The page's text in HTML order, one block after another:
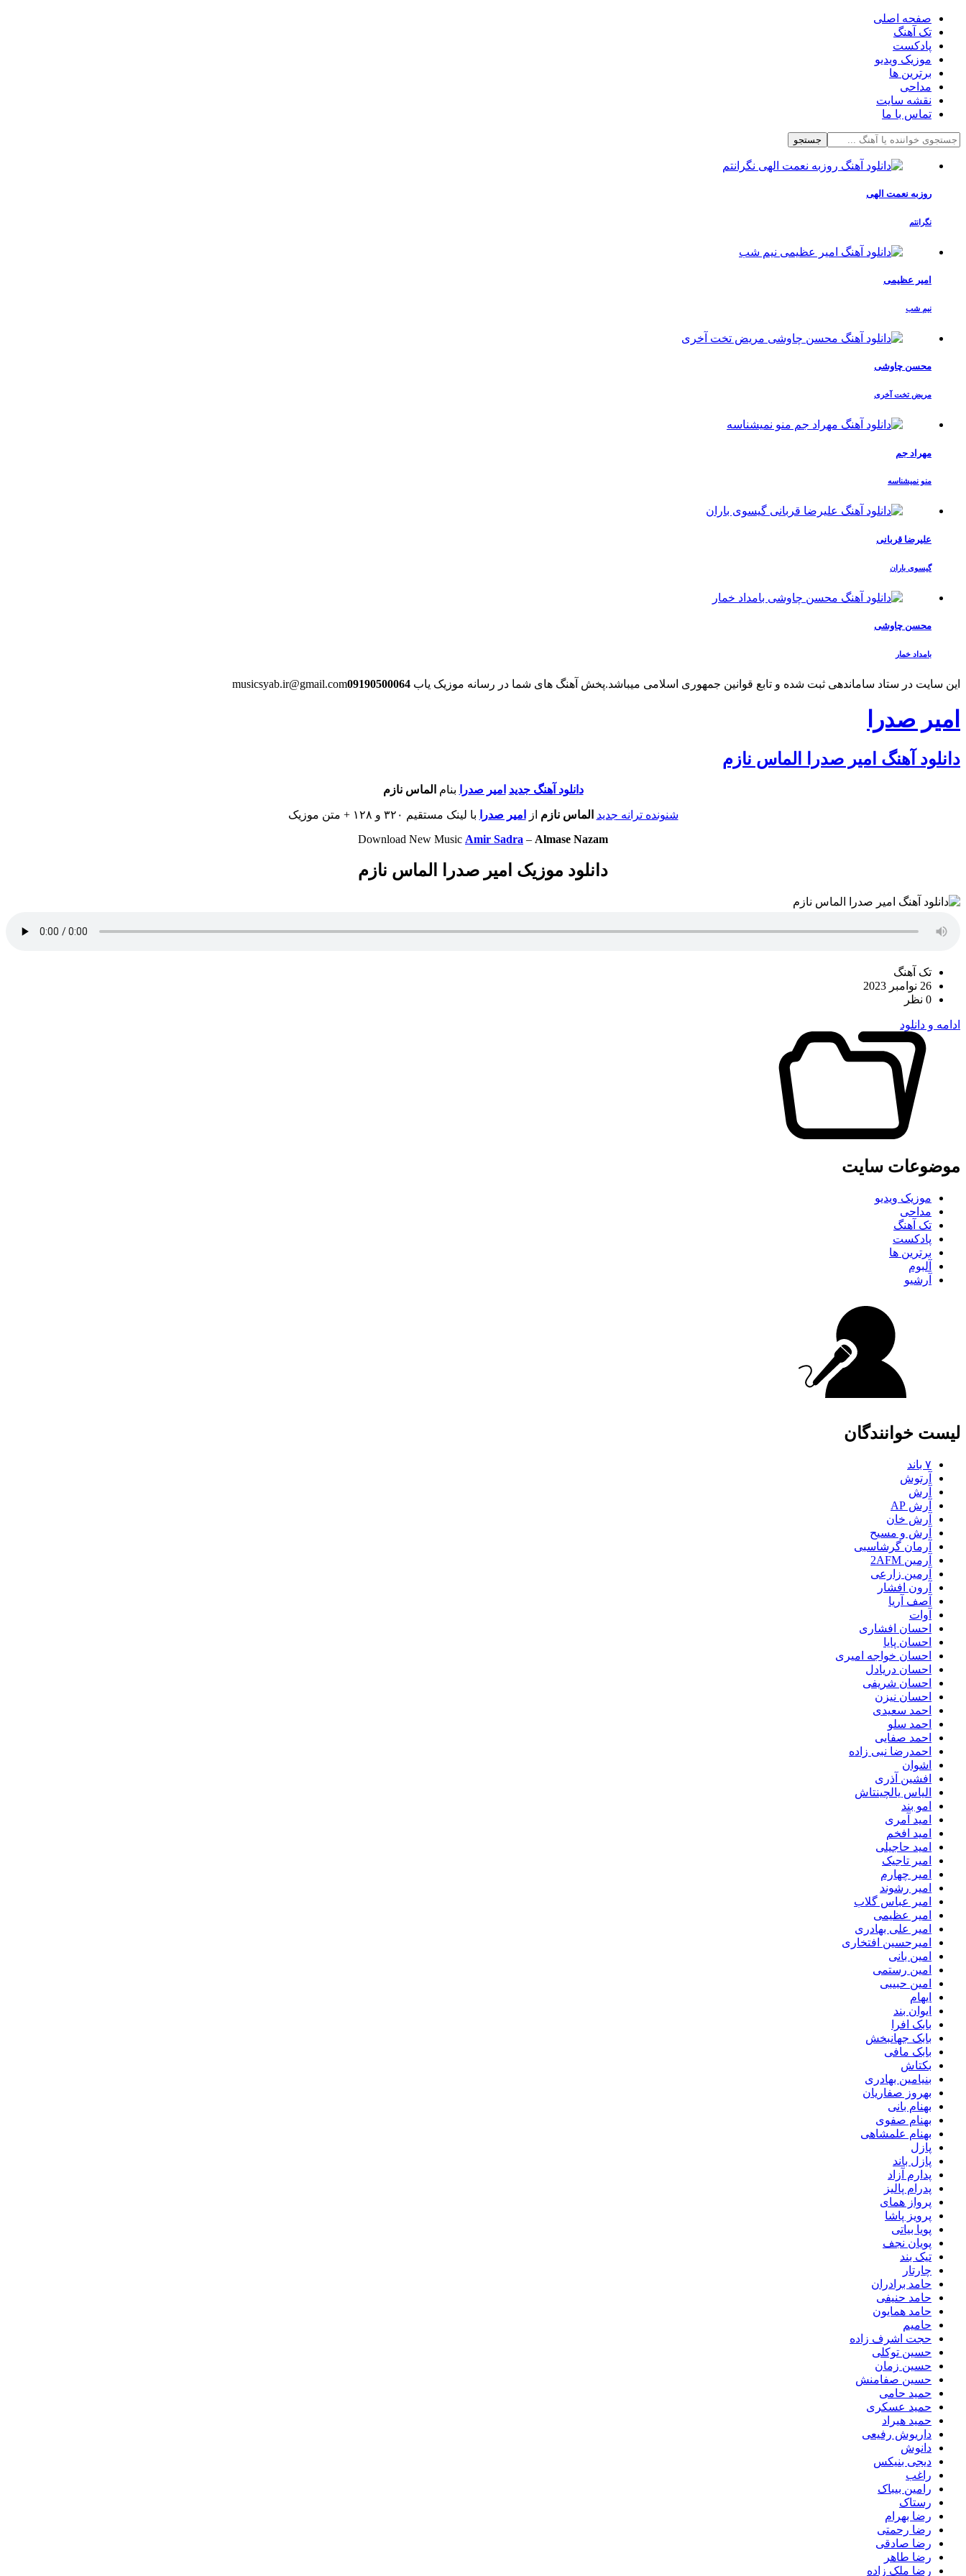
صفحه اصلی
تک آهنگ
پادکست
موزیک ویدیو
برترین ها
مداحی
نقشه سایت
تماس با ما
جستجو
روزبه نعمت الهی
نگرانتم
امیر عظیمی
نیم شب
محسن چاوشی
مریض تخت آخری
مهراد جم
منو نمیشناسه
علیرضا قربانی
گیسوی باران
محسن چاوشی
بامداد خمار
این سایت در ستاد ساماندهی ثبت شده و تابع قوانین جمهوری اسلامی میباشد.پخش آهنگ های شما در رسانه موزیک یاب musicsyab.ir@gmail.com 09190500064
امیر صدرا
دانلود آهنگ امیر صدرا الماس نازم
دانلود آهنگ جدید امیر صدرا بنام الماس نازم
شنونده ترانه جدید الماس نازم از امیر صدرا
با لینک مستقیم ۳۲۰ و ۱۲۸ + متن موزیک
Download New Music Amir Sadra – Almase Nazam
دانلود موزیک امیر صدرا الماس نازم
تک آهنگ
26 نوامبر 2023
0 نظر
ادامه و دانلود
موضوعات سایت
موزیک ویدیو
مداحی
تک آهنگ
پادکست
برترین ها
آلبوم
آرشیو
لیست خوانندگان
۷ باند
آرتوش
آرش
آرش AP
آرش خان
آرش و مسیح
آرمان گرشاسبی
آرمین 2AFM
آرمین زارعی
آرون افشار
آصف آریا
آوات
احسان افشاری
احسان پایا
احسان خواجه امیری
احسان دریادل
احسان شریفی
احسان نیزن
احمد سعیدی
احمد سلو
احمد صفایی
احمدرضا نبی زاده
اشوان
افشین آذری
الیاس یالچینتاش
امو بند
امید آمری
امید افخم
امید حاجیلی
امیر تاجیک
امیر چهارم
امیر رشوند
امیر عباس گلاب
امیر عظیمی
امیر علی بهادری
امیرحسین افتخاری
امین بانی
امین رستمی
امین حبیبی
ایهام
ایوان بند
بابک افرا
بابک جهانبخش
بابک مافی
بکتاش
بنیامین بهادری
بهروز صفاریان
بهنام بانی
بهنام صفوی
بهنام علمشاهی
پازل
پازل باند
پدارم آزاد
پدرام پالیز
پرواز همای
پرویز پاشا
پویا بیاتی
پویان نجف
تیک بند
چارتار
حامد برادران
حامد حنیفی
حامد همایون
حامیم
حجت اشرف زاده
حسین توکلی
حسین زمان
حسین صفامنش
حمید حامی
حمید عسکری
حمید هیراد
داریوش رفیعی
دانوش
دیجی بنیکس
راغب
رامین بیباک
رستاک
رضا بهرام
رضا رحمتی
رضا صادقی
رضا طاهر
رضا ملک زاده